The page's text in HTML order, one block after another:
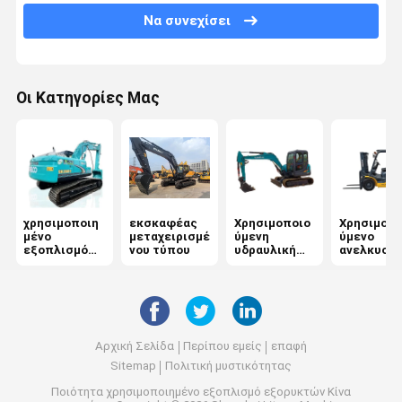
Να συνεχίσει
Οι Κατηγορίες Μας
χρησιμοποιη
μένο
εξοπλισμό
εκσκαφέας
μεταχειρισμέ
νου τύπου
Χρησιμοποιο
ύμενη
υδραυλική
ύμενο
Αρχική Σελίδα Περίπου εμείς
επαφή
Sitemap
Πολιτική μυστικότητας
Ποιότητα χρησιμοποιημένο εξοπλισμό εξορυκτών Κίνα